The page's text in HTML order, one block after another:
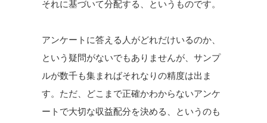
それに基づいて分配する、というものです。
アンケートに答える人がどれだけいるのか、
という疑問がないでもありませんが、サンプ
ルが数千も集まればそれなりの精度は出ま
す。ただ、どこまで正確かわからないアンケ
ートで大切な収益配分を決める、というのも